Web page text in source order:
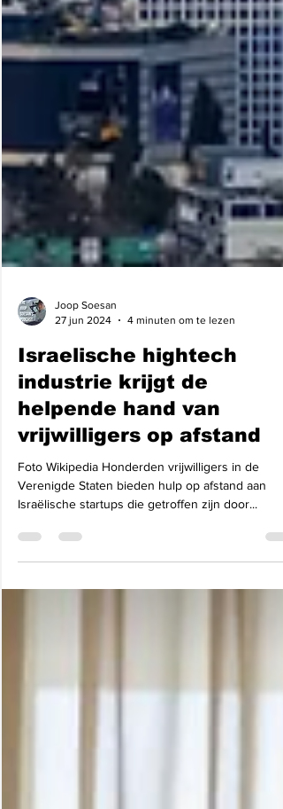
Joop Soesan
27 jun 2024
4 minuten om te lezen
Israelische hightech
industrie krijgt de
helpende hand van
vrijwilligers op afstand
Verenigde Staten bieden hulp op afstand aan